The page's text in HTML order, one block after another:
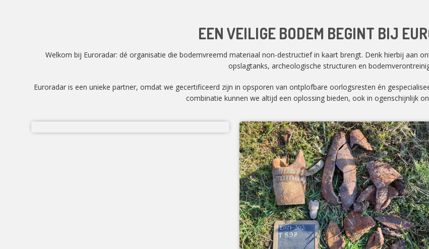
EEN VEILIGE BODEM BEGINT BIJ
Welkom bij Euroradar: dé organisatie die bodemvreemd materiaal non-destructief in kaart brengt. Denk hierbij aan
opslagtanks, archeologische structuren en
Euroradar is een unieke partner, omdat we gecertificeerd zijn in opsporen van ontplofbare oorlogsresten én
combinatie kunnen we altijd een oplossing bieden, ook in ogenschijnlijk